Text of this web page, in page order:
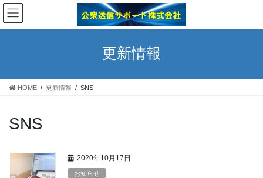
コ
ン
テ
ス
ナ
ビ
ゲ
ン
更新情報
HOME 更新情報 SNS
SNS
2020年10月17日
お知らせ